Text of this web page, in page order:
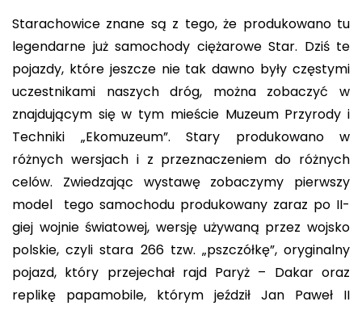
Starachowice znane są z tego, że produkowano tu
legendarne już samochody ciężarowe Star. Dziś te
pojazdy, które jeszcze nie tak dawno były częstymi
uczestnikami naszych dróg, można zobaczyć w
znajdującym się w tym mieście Muzeum Przyrody i
Techniki „Ekomuzeum”. Stary produkowano w
różnych wersjach i z przeznaczeniem do różnych
celów. Zwiedzając wystawę zobaczymy pierwszy
model tego samochodu produkowany zaraz po II-
giej wojnie światowej, wersję używaną przez wojsko
polskie, czyli stara 266 tzw. „pszczółkę”, oryginalny
pojazd, który przejechał rajd Paryż – Dakar oraz
replikę papamobile, którym jeździł Jan Paweł II